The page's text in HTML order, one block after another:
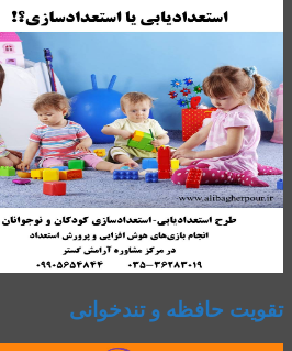
تقویت حافظه و تندخوانی